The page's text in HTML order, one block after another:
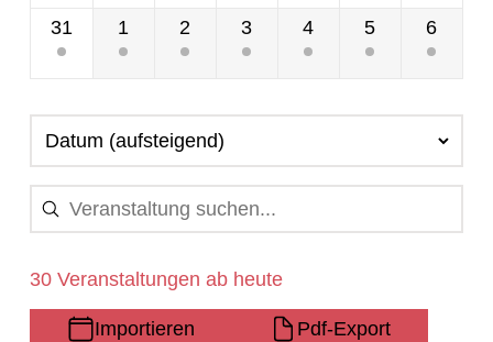
30 Veranstaltungen ab heute
Importieren Pdf-Export